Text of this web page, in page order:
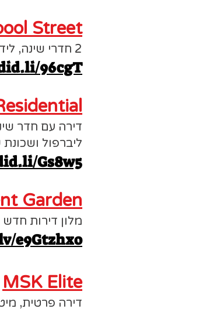
Street
2 חדרי שינה, ליד תחנת ליברפול סטריט, קרוב לכל האתרים של שכונת שורדיץ.
96cgT
ליברפול ושכונת
Gs8w5
Garden
מלון דירות
e9Gtzhxo
MSK Elite